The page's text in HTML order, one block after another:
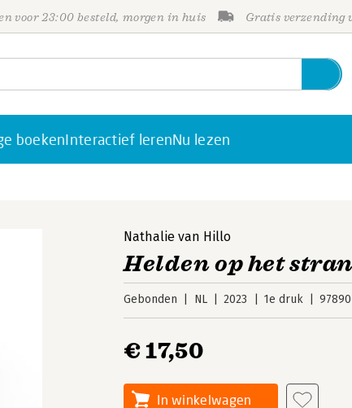
voor 23:00 besteld, morgen in huis Gratis verzending
boekenInteractief lerenNu lezen
Nathalie van Hillo
Helden op het
Gebonden NL 2023 1e druk
€ 17,50
In winkelwagen